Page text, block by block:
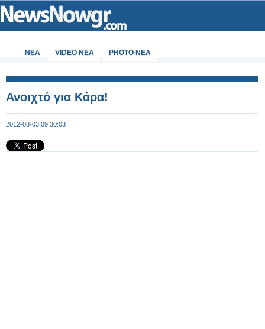
ΝΕΑ VIDEO NEA PHOTO NEA
Ανοιχτό για Κάρα!
2012-08-03 09:30:03